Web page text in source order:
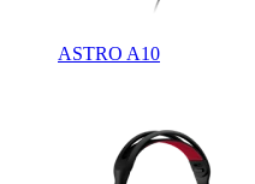
ASTRO A10